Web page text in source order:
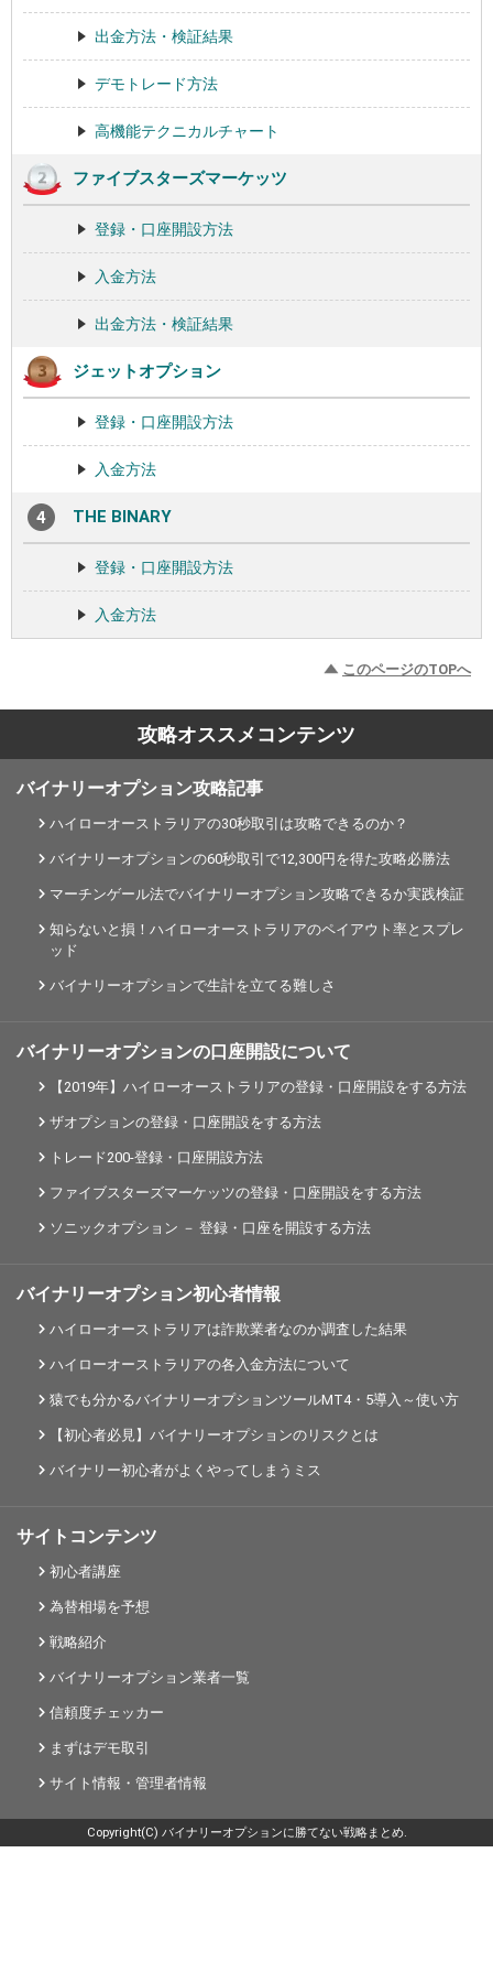
出金方法・検証結果
デモトレード方法
高機能テクニカルチャート
ファイブスターズマーケッツ
登録・口座開設方法
入金方法
出金方法・検証結果
ジェットオプション
登録・口座開設方法
入金方法
THE BINARY
登録・口座開設方法
入金方法
このページのTOPへ
攻略オススメコンテンツ
バイナリーオプション攻略記事
ハイローオーストラリアの30秒取引は攻略できるのか？
バイナリーオプションの60秒取引で12,300円を得た攻略必勝法
マーチンゲール法でバイナリーオプション攻略できるか実践検証
知らないと損！ハイローオーストラリアのペイアウト率とスプレ
ッド
バイナリーオプションで生計を立てる難しさ
バイナリーオプションの口座開設について
【2019年】ハイローオーストラリアの登録・口座開設をする方法
ザオプションの登録・口座開設をする方法
トレード200-登録・口座開設方法
ファイブスターズマーケッツの登録・口座開設をする方法
ソニックオプション － 登録・口座を開設する方法
バイナリーオプション初心者情報
ハイローオーストラリアは詐欺業者なのか調査した結果
ハイローオーストラリアの各入金方法について
猿でも分かるバイナリーオプションツールMT4・5導入～使い方
【初心者必見】バイナリーオプションのリスクとは
バイナリー初心者がよくやってしまうミス
サイトコンテンツ
初心者講座
為替相場を予想
戦略紹介
バイナリーオプション業者一覧
信頼度チェッカー
まずはデモ取引
サイト情報・管理者情報
Copyright(C) バイナリーオプションに勝てない戦略まとめ.